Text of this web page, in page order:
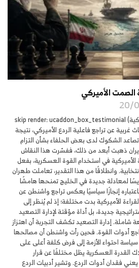
الأميركي
20/
حلم لم يبصر الضوء (العدسة الذكية) skip render: ucaddon_box_testimonial
عن تراجع فاعلية الردع الأميركي، نتيجة
وتصاعد الشكوك لدى بعض الحلفاء بشأن التزام
ذهبت أبعد من ذلك، ففسّرت هذا النقاش
الأميركية في استخدام القوة العسكرية، بفعل
وانطلاقًا من هذا التقدير، تعاملت طهران
لمعادلة جديدة في الخليج تمنحها هامشًا
إنجازًا سياسيًا يعكس تراجع واشنطن عن
الأميركية بدت مختلفة؛ إذ لم يُنظر إلى
جديدة، بل أداة مؤقتة لإدارة التصعيد
شاملة. إدارة التصعيد تكشف التجربة أن اهتزاز
أدوات القوة. فحين رأت واشنطن أن مصالحها
احتواء الأزمة إلى فرض كلفة أعلى على
القدرة العسكرية يظل مختلفًا عن قرار
فقدان أدوات الردع. وتشير أدبيات الردع